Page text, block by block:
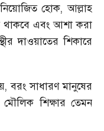
হোক,আল্লাহ
থাকবে এবং আশা করা
দাওয়াতের শিকারে
,বরং সাধারণ মানুষের
শিক্ষার তেমন